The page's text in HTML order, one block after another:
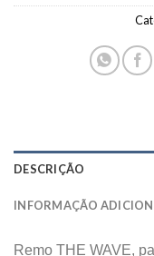
DESCRIÇÃO
INFORMAÇÃO
Remo THE WAVE,